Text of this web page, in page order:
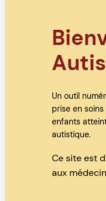
Un outil
prise en
enfants
autistique.
Ce site est
aux